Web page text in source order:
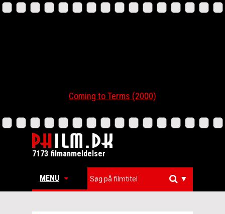
Coming to Terms (2000)
7173 filmanmeldelser
MENU ▼